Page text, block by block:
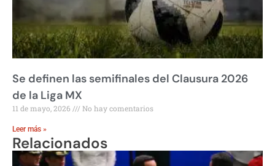
Se definen las semifinales del Clausura 2026
de la Liga MX
11 de mayo, 2026 No hay comentarios
Leer más »
Relacionados